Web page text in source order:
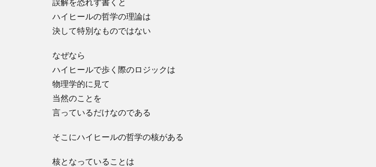
誤解を恐れず書くと
ハイヒールの哲学の理論は
決して特別なものではない
なぜなら
ハイヒールで歩く際のロジックは
物理学的に見て
当然のことを
言っているだけなのである
そこにハイヒールの哲学の核がある
核となっていることは